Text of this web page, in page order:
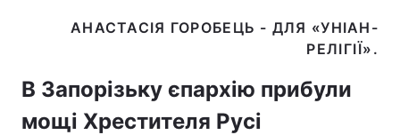
АНАСТАСІЯ ГОРОБЕЦЬ - ДЛЯ «УНІАН-
В Запорізьку єпархію прибули
мощі Хрестителя Русі